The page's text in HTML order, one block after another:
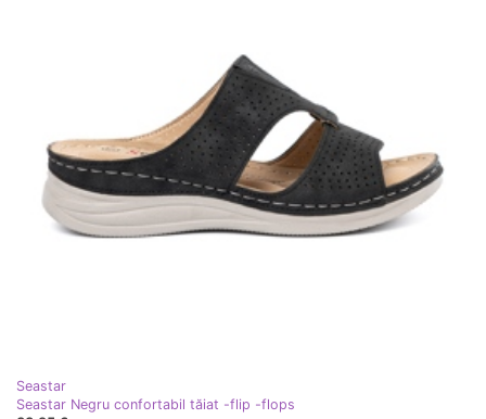
Seastar
Seastar Negru confortabil tăiat -flip -flops